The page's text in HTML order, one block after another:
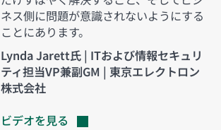
ネス側に問題が意識されないようにする
ことにあります。
Lynda Jarett氏 | ITおよび情報セキュリ
ティ担当VP兼副GM | 東京エレクトロン
株式会社
ビデオを見る